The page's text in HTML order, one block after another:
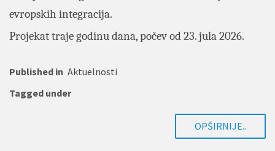
evropskih integracija.​
Projekat traje godinu dana, počev od 23. jula 2026.
Published in Aktuelnosti
Tagged under
OPŠIRNIJE..